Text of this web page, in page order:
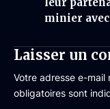
minier avec
Laisser un
Votre adresse e-mail
obligatoires sont